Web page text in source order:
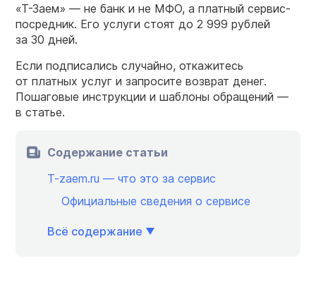
«Т-Заем» — не банк и не МФО, а платный сервис-
посредник. Его услуги стоят до 2 999 рублей
за 30 дней.
Если подписались случайно, откажитесь
от платных услуг и запросите возврат денег.
Пошаговые инструкции и шаблоны обращений —
в статье.
Содержание статьи
T-zaem.ru — что это за сервис
Официальные сведения о сервисе
Всё содержание